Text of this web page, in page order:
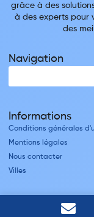
grâce à des
à des experts pour
des
Navigation
Informations
Conditions générales
Mentions légales
Nous contacter
Villes